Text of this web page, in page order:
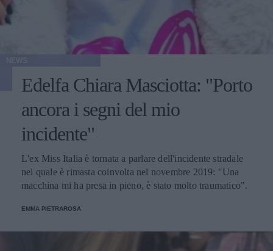
Edelfa Chiara Masciotta: "Porto
ancora i segni del mio
incidente"
L'ex Miss Italia è tornata a parlare dell'incidente stradale
nel quale è rimasta coinvolta nel novembre 2019: "Una
macchina mi ha presa in pieno, è stato molto traumatico".
EMMA PIETRAROSA